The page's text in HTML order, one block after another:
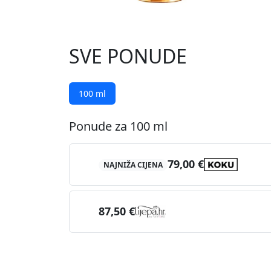
SVE PONUDE
100 ml
Ponude za 100 ml
NAJNIŽA CIJENA 79,00 €
87,50 €